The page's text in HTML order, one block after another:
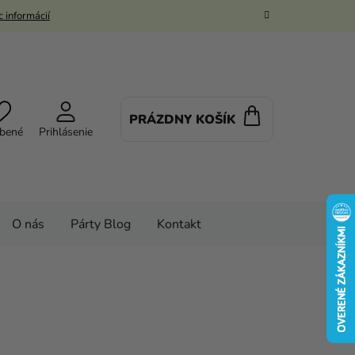
informácií
Prihlásenie
PRÁZDNY KOŠÍK
O nás Párty Blog Kontakt